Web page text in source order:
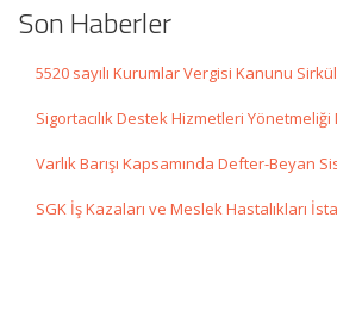
Son Haberler
5520 sayılı Kurumlar Vergisi Kanunu
Sigortacılık Destek Hizmetleri Yönetmeliği
Varlık Barışı Kapsamında Defter-Beyan
SGK İş Kazaları ve Meslek Hastalıkları